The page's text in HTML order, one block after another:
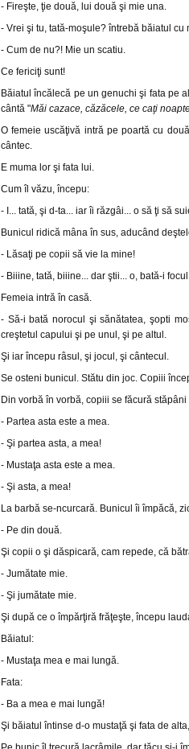
- Fireşte, ţie două, lui două şi mie una.
- Vrei şi tu, tată-moşule? întrebă băiatul cu
- Cum de nu?! Mie un scatiu.
Ce fericiţi sunt!
Băiatul încălecă pe un genuchi şi fata pe
cântă "Măi cazace, căzăcele, ce caţi
O femeie uscăţivă intră pe poartă cu
cântec.
E muma lor şi fata lui.
Cum îl văzu, începu:
- I... tată, şi d-ta... iar îi răzgâi... o să ţi să
Bunicul ridică mâna în sus, aducând
- Lăsaţi pe copii să vie la mine!
- Biiine, tată, biiine... dar ştii... o, bată-i
Femeia intră în casă.
- Să-i bată norocul şi sănătatea, şopti
creştetul capului şi pe unul, şi pe altul.
Şi iar începu râsul, şi jocul, şi cântecul.
Se osteni bunicul. Stătu din joc. Copiii
Din vorbă în vorbă, copiii se făcură
- Partea asta este a mea.
- Şi partea asta, a mea!
- Mustaţa asta este a mea.
- Şi asta, a mea!
La barbă se-ncurcară. Bunicul îi împăcă,
- Pe din două.
Şi copii o şi dăspicară, cam repede, că
- Jumătate mie.
- Şi jumătate mie.
Şi după ce o împărţiră frăţeşte, începu
Băiatul:
- Mustaţa mea e mai lungă.
Fata:
- Ba a mea e mai lungă!
Şi băiatul întinse d-o mustaţă şi fata de